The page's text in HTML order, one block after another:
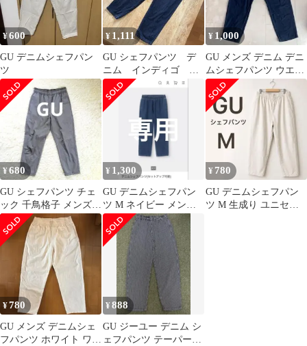
¥600
GU デニムシェフパン
ツ
¥ 1,111
GU シェフパンツ デ
ニム インディゴ メ
ンズM
¥ 1,000
GU メンズ デニム デニ
ムシェフパンツ ウエス
トゴム
¥680
GU シェフパンツ チェ
ック 千鳥格子 メンズ S
黒 白 ゴム イージーパ
ンツ
¥ 1,300
GU デニムシェフパン
ツ M ネイビー メンズ
ユニセックス 型番
335332
¥ 780
GU デニムシェフパン
ツ M 生成り ユニセッ
¥780
GU メンズ デニムシェ
フパンツ ホワイト ワイ
¥888
GU ジーユー デニム シ
ェフパンツ テーパード